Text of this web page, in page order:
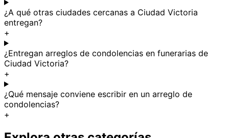
¿A qué otras ciudades cercanas a Ciudad Victoria
entregan?
+
¿Entregan arreglos de condolencias en funerarias de
Ciudad Victoria?
+
¿Qué mensaje conviene escribir en un arreglo de
condolencias?
+